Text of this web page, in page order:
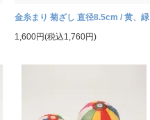
金糸まり 菊ざし 直径8.5cm / 黄、緑
1,600円(税込1,760円)